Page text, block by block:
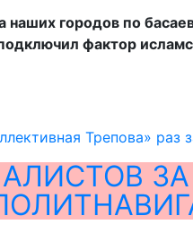
городов по
фактор
Трепова» раз